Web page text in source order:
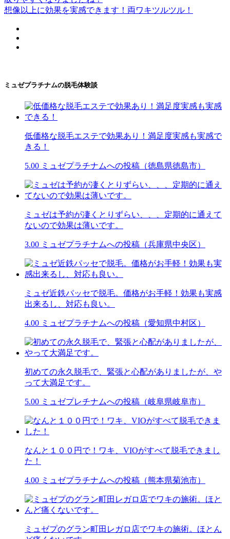
想像以上に効果を実感できます！両ワキツルツル！
ミュゼプラチナムの脱毛体験談
低価格な脱毛エステで効果あり！満足度実感も実感で
きる！
5.00 ミュゼプラチナムへの投稿（徳島県徳島市）
ミュゼは予約が凄くとりずらい、、、定期的に通えて
ないので効果は薄いです。
3.00 ミュゼプラチナムへの投稿（兵庫県中央区）
ミュゼ近鉄パッセで脱毛。価格がお手軽！効果も実感
出来るし、対応も良い。
4.00 ミュゼプラチナムへの投稿（愛知県中村区）
初めての永久脱毛で、緊張と心配がありましたが、や
って大満足です。
5.00 ミュゼプレチナムへの投稿（岐阜県岐阜市）
なんと１００円で！ワキ、VIOがすべて脱毛できまし
た！
4.00 ミュゼプラチナムへの投稿（熊本県菊池市）
ミュゼプのグラン町田レガロ店でワキの施術。ほとん